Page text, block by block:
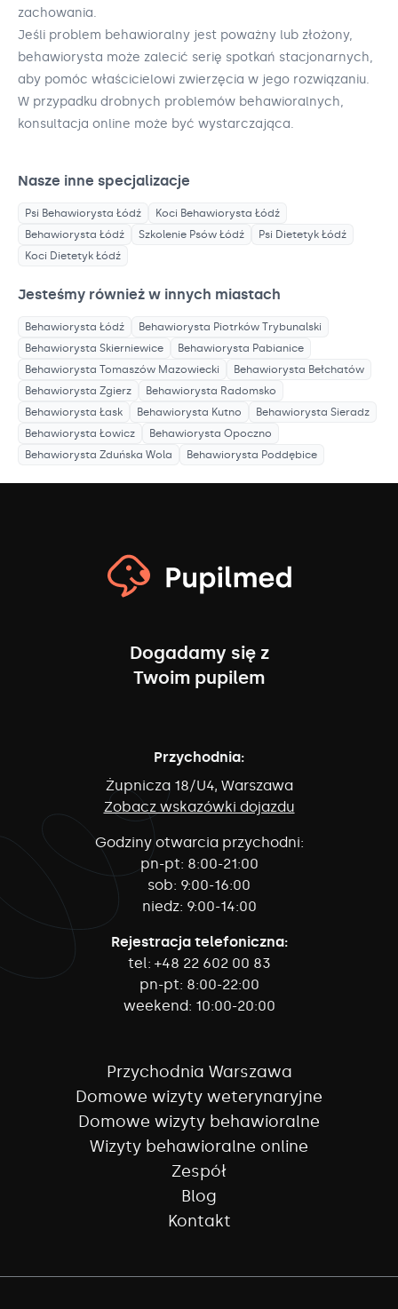
zachowania.
Jeśli problem behawioralny jest poważny lub złożony,
behawiorysta może zalecić serię spotkań stacjonarnych,
aby pomóc właścicielowi zwierzęcia w jego rozwiązaniu.
W przypadku drobnych problemów behawioralnych,
konsultacja online może być wystarczająca.
Nasze inne specjalizacje
Psi Behawiorysta Łódź Koci Behawiorysta Łódź
Behawiorysta Łódź Szkolenie Psów Łódź Psi Dietetyk Łódź
Koci Dietetyk Łódź
Jesteśmy również w innych miastach
Behawiorysta Łódź Behawiorysta Piotrków Trybunalski
Behawiorysta Skierniewice Behawiorysta Pabianice
Behawiorysta Tomaszów Mazowiecki Behawiorysta Bełchatów
Behawiorysta Zgierz Behawiorysta Radomsko
Behawiorysta Łask Behawiorysta Kutno Behawiorysta Sieradz
Behawiorysta Łowicz Behawiorysta Opoczno
Behawiorysta Zduńska Wola Behawiorysta Poddębice
Dogadamy się z
Twoim pupilem
Przychodnia:
Żupnicza 18/U4, Warszawa
Zobacz wskazówki dojazdu
Godziny otwarcia przychodni:
pn-pt: 8:00-21:00
sob: 9:00-16:00
niedz: 9:00-14:00
Rejestracja telefoniczna:
tel: +48 22 602 00 83
pn-pt: 8:00-22:00
weekend: 10:00-20:00
Przychodnia Warszawa
Domowe wizyty weterynaryjne
Domowe wizyty behawioralne
Wizyty behawioralne online
Zespół
Blog
Kontakt